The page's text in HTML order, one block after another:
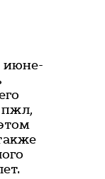
июне-
пжл,